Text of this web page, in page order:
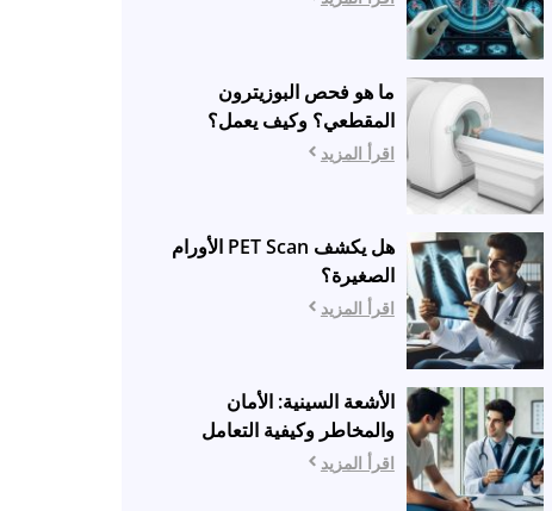
ما هو فحص البوزيترون
المقطعي؟ وكيف يعمل؟
اقرأ المزيد
هل يكشف PET Scan الأورام
الصغيرة؟
اقرأ المزيد
الأشعة السينية: الأمان
والمخاطر وكيفية التعامل
اقرأ المزيد